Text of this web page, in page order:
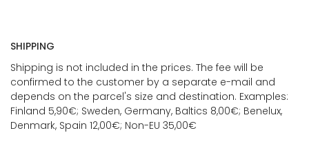
SHIPPING
Shipping is not included in the prices. The fee will be
confirmed to the customer by a separate e-mail and
depends on the parcel's size and destination. Examples:
Finland 5,90€; Sweden, Germany, Baltics 8,00€; Benelux,
Denmark, Spain 12,00€; Non-EU 35,00€